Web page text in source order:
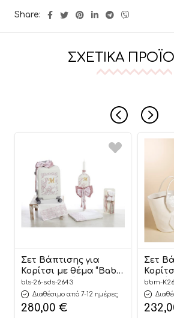
Share:
ΣΧΕΤΙΚΆ
Σετ Βάπτισης για
Κορίτσι με θέμα “Baby
Dior Jungle” ΣΔΣ-2643,
Bellissimo
bls-26-sds-2643
Διαθέσιμο από 7-12 ημέρες
280,00 €
Σετ
2026 |
bbm-